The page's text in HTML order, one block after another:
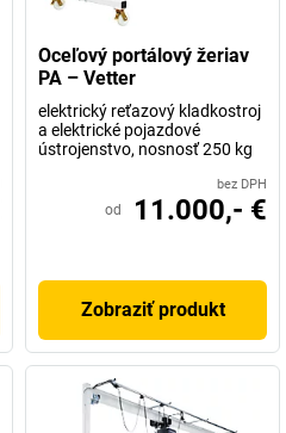
Oceľový portálový žeriav
PA – Vetter
elektrický reťazový kladkostroj
a elektrické pojazdové
ústrojenstvo, nosnosť 250 kg
bez DPH
od 11.000,- €
Zobraziť produkt